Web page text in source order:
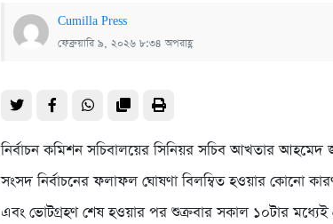
Cumilla Press
ফেব্রুয়ারি ৯, ২০২৬ ৮:৩৪ অপরাহ্ণ
নির্বাচন কমিশন সচিবালয়ের সিনিয়র সচিব আখতার আহমেদ
সংসদ নির্বাচনের ফলাফল ঘোষণা বিলম্বিত হওয়ার কোনো
এবং ভোটগ্রহণ শেষ হওয়ার পর শুক্রবার সকাল ১০টার